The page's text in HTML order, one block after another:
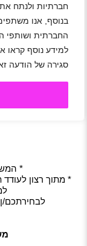
חברתיות ולנתח
בנוסף, אנו
החברתית ושותפי
למידע נוסף קראו
סגירה של הודעה
דרושים/ות
ירושלים
התפקיד
*
* מתוך רצון
לבחירתכם/